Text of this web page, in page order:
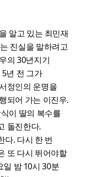
알고 있는 최민재
진실을 말하려고
의 30년지기
년 전 그가
정인의 운명을
되어 가는 이진우.
이 딸의 복수를
돌진한다.
다. 다시 한 번
또 다시 뛰어야할
일 밤 10시 30분